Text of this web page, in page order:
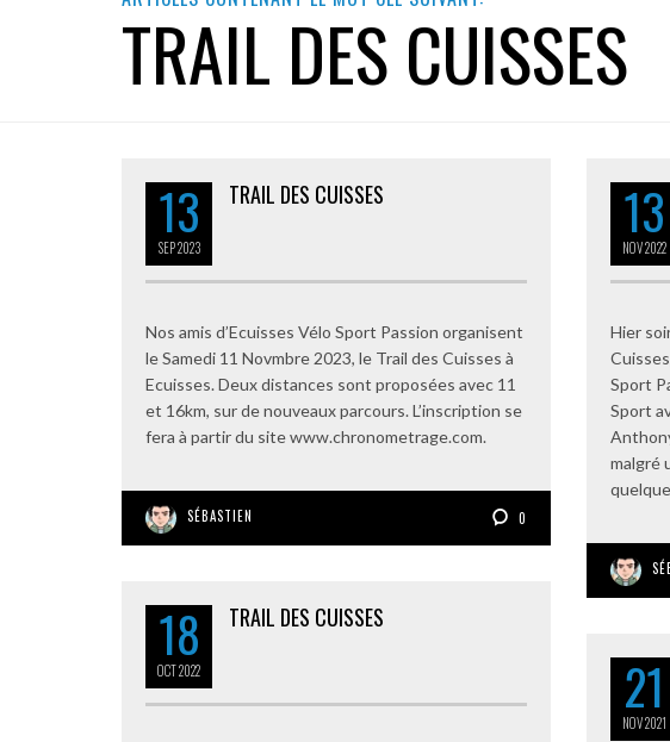
TRAIL DES CUISSES
13
SEP2023
TRAIL DES CUISSES
Nos amis d’Ecuisses Vélo Sport Passion organisent
le Samedi 11 Novmbre 2023, le Trail des Cuisses à
Ecuisses. Deux distances sont proposées avec 11
et 16km, sur de nouveaux parcours. L’inscription se
fera à partir du site www.chronometrage.com.
SÉBASTIEN 0
13
NOV2022
Hier
Sport
Sport
malgré
18
OCT2022
TRAIL DES CUISSES
21
NOV2021